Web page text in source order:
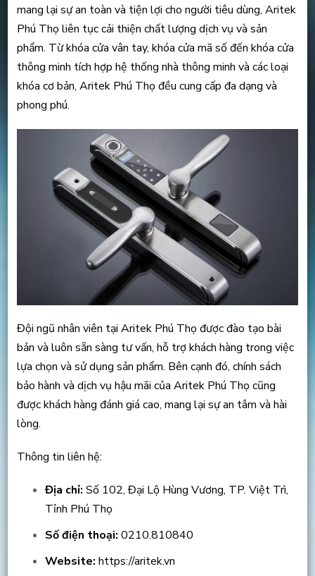
mang lại sự an toàn và tiện lợi cho người tiêu dùng, Aritek
Phú Thọ liên tục cải thiện chất lượng dịch vụ và sản
phẩm. Từ khóa cửa vân tay, khóa cửa mã số đến khóa cửa
thông minh tích hợp hệ thống nhà thông minh và các loại
khóa cơ bản, Aritek Phú Thọ đều cung cấp đa dạng và
phong phú.
Đội ngũ nhân viên tại Aritek Phú Thọ được đào tạo bài
bản và luôn sẵn sàng tư vấn, hỗ trợ khách hàng trong việc
lựa chọn và sử dụng sản phẩm. Bên cạnh đó, chính sách
bảo hành và dịch vụ hậu mãi của Aritek Phú Thọ cũng
được khách hàng đánh giá cao, mang lại sự an tâm và hài
lòng.
Thông tin liên hệ:
Địa chỉ: Số 102, Đại Lộ Hùng Vương, TP. Việt Trì,
Tỉnh Phú Thọ
Số điện thoại: 0210.810840
Website: https://aritek.vn